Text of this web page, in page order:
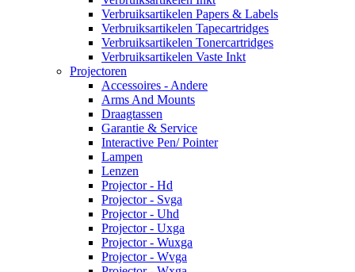
Verbruiksartikelen Papers & Labels
Verbruiksartikelen Tapecartridges
Verbruiksartikelen Tonercartridges
Verbruiksartikelen Vaste Inkt
Projectoren
Accessoires - Andere
Arms And Mounts
Draagtassen
Garantie & Service
Interactive Pen/ Pointer
Lampen
Lenzen
Projector - Hd
Projector - Svga
Projector - Uhd
Projector - Uxga
Projector - Wuxga
Projector - Wvga